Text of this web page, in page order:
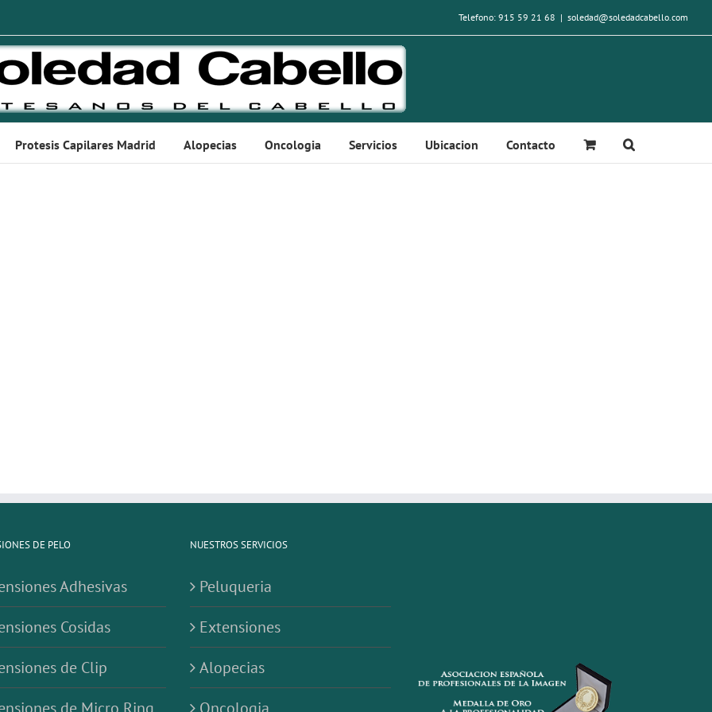
Telefono: 915 59 21 68 | soledad@soledadcabello.com
Protesis Capilares Madrid Alopecias Oncologia Servicios Ubicacion Contacto
DE PELO
Adhesivas
Cosidas
de Clip
NUESTROS SERVICIOS
Peluqueria
Extensiones
Alopecias